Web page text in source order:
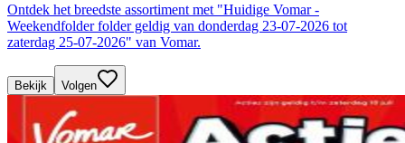
Ontdek het breedste assortiment met "Huidige Vomar -
Weekendfolder folder geldig van donderdag 23-07-2026 tot
zaterdag 25-07-2026" van Vomar.
Bekijk Volgen